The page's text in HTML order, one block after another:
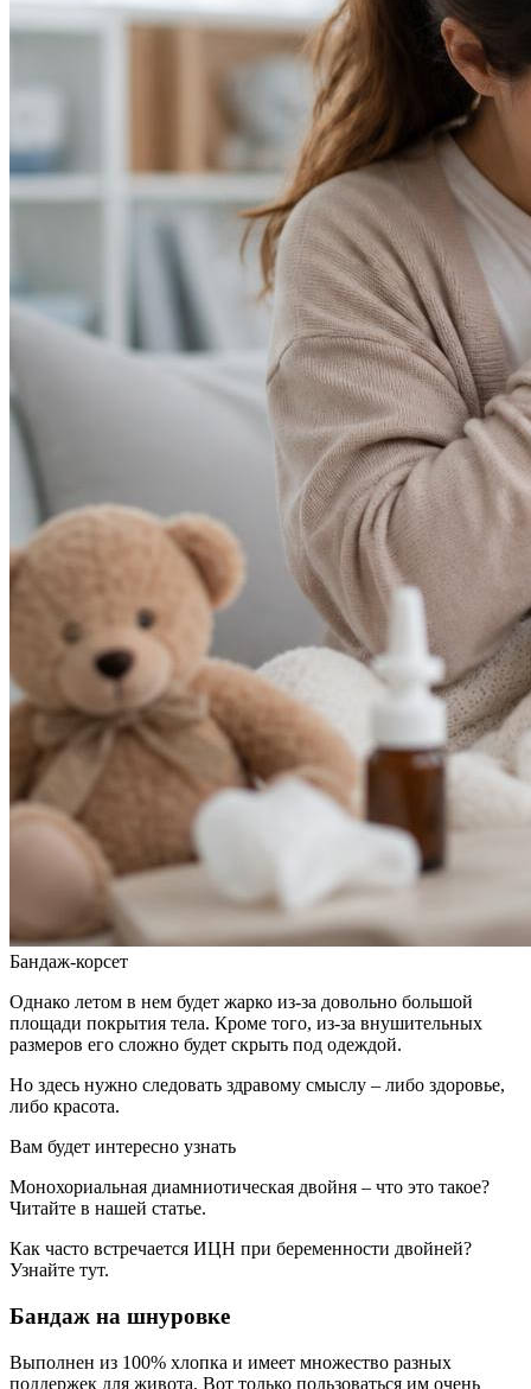
Бандаж-корсет
Однако летом в нем будет жарко из-за довольно большой
площади покрытия тела. Кроме того, из-за внушительных
размеров его сложно будет скрыть под одеждой.
Но здесь нужно следовать здравому смыслу – либо здоровье,
либо красота.
Вам будет интересно узнать
Монохориальная диамниотическая двойня – что это такое?
Читайте в нашей статье.
Как часто встречается ИЦН при беременности двойней?
Узнайте тут.
Бандаж на шнуровке
Выполнен из 100% хлопка и имеет множество разных
поддержек для живота. Вот только пользоваться им очень